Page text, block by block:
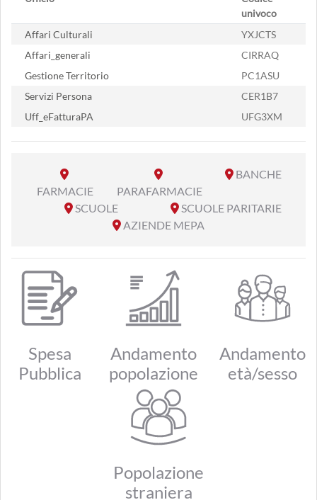
univoco
Affari Culturali
YXJCTS
Affari_generali
CIRRAQ
Gestione Territorio
PC1ASU
Servizi Persona
CER1B7
Uff_eFatturaPA
UFG3XM
FARMACIE PARAFARMACIE
BANCHE
SCUOLE
SCUOLE PARITARIE
AZIENDE MEPA
Spesa
Pubblica
Andamento
popolazione
Andamento
età/sesso
Popolazione
straniera